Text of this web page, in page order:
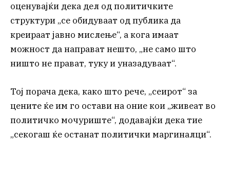
оценувајќи дека дел од политичките
структури „се обидуваат од публика да
креираат јавно мислење“, а кога имаат
можност да направат нешто, „не само што
ништо не прават, туку и уназадуваат“.
Тој порача дека, како што рече, „сеирот“ за
цените ќе им го остави на оние кои „живеат во
политичко мочуриште“, додавајќи дека тие
„секогаш ќе останат политички маргиналци“.